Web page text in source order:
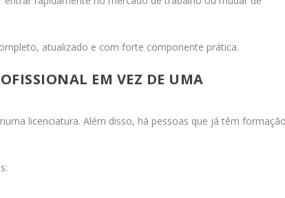
atualizado e com forte componente prática.
EM VEZ DE UMA
licenciatura. Além disso, há pessoas que já têm